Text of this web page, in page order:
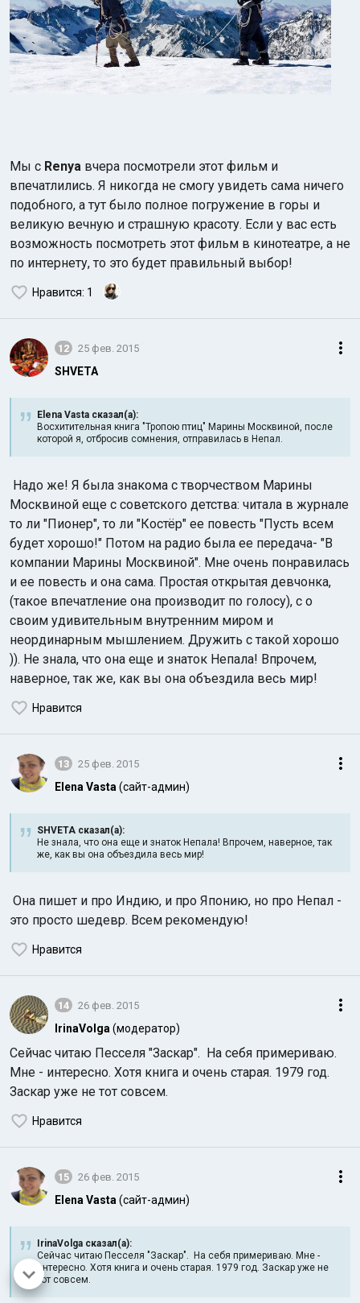
Мы с Renya вчера посмотрели этот фильм и
впечатлились. Я никогда не смогу увидеть сама ничего
подобного, а тут было полное погружение в горы и
великую вечную и страшную красоту. Если у вас есть
возможность посмотреть этот фильм в кинотеатре, а не
по интернету, то это будет правильный выбор!
Нравится: 1
12 25 фев. 2015
SHVETA
Elena Vasta сказал(а):
Восхитительная книга "Тропою птиц" Марины Москвиной, после
которой я, отбросив сомнения, отправилась в Непал.
Надо же! Я была знакома с творчеством Марины
Москвиной еще с советского детства: читала в журнале
то ли "Пионер", то ли "Костёр" ее повесть "Пусть всем
будет хорошо!" Потом на радио была ее передача- "В
компании Марины Москвиной". Мне очень понравилась
и ее повесть и она сама. Простая открытая девчонка,
(такое впечатление она производит по голосу), с о
своим удивительным внутренним миром и
неординарным мышлением. Дружить с такой хорошо
)). Не знала, что она еще и знаток Непала! Впрочем,
наверное, так же, как вы она объездила весь мир!
Нравится
13 25 фев. 2015
Elena Vasta (сайт-админ)
SHVETA сказал(а):
Не знала, что она еще и знаток Непала! Впрочем, наверное, так
же, как вы она объездила весь мир!
Она пишет и про Индию, и про Японию, но про Непал -
это просто шедевр. Всем рекомендую!
Нравится
14 26 фев. 2015
IrinaVolga (модератор)
Сейчас читаю Песселя "Заскар". На себя примериваю.
Мне - интересно. Хотя книга и очень старая. 1979 год.
Заскар уже не тот совсем.
Нравится
15 26 фев. 2015
Elena Vasta (сайт-админ)
IrinaVolga сказал(а):
Сейчас читаю Песселя "Заскар". На себя примериваю. Мне -
интересно. Хотя книга и очень старая. 1979 год. Заскар уже не
тот совсем.